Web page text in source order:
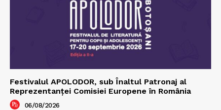
Festivalul APOLODOR, sub Înaltul Patronaj al
Reprezentanței Comisiei Europene în România
06/08/2026